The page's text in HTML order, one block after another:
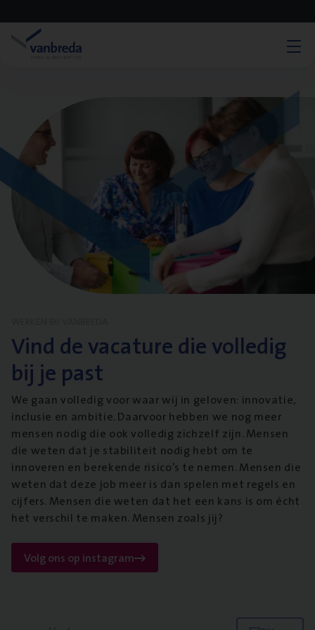
Vind de vacature die volledig
bij je past
We gaan volledig voor waar wij in geloven: innovatie,
inclusie en ambitie. Daarvoor hebben we nog meer
mensen nodig die ook volledig zichzelf zijn. Mensen
die weten dat je stabiliteit nodig hebt om te
innoveren en berekende risico’s te nemen. Mensen die
weten dat deze job meer is dan spelen met regels en
cijfers. Mensen die weten dat het een kans is om écht
het verschil te maken. Mensen zoals jij?
Volg ons op instagram